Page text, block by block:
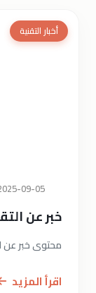
أخبار التقنية
2025-09-05 3 دقائق قراءة
خبر عن التقنية
محتوى خبر عن التقنية
اقرأ المزيد